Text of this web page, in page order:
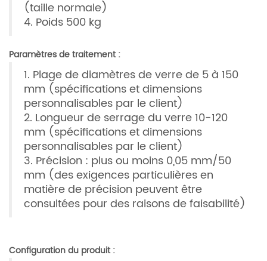
(taille normale)
4. Poids 500 kg
Paramètres de traitement :
1. Plage de diamètres de verre de 5 à 150
mm (spécifications et dimensions
personnalisables par le client)
2. Longueur de serrage du verre 10-120
mm (spécifications et dimensions
personnalisables par le client)
3. Précision : plus ou moins 0,05 mm/50
mm (des exigences particulières en
matière de précision peuvent être
consultées pour des raisons de faisabilité)
Configuration du produit :